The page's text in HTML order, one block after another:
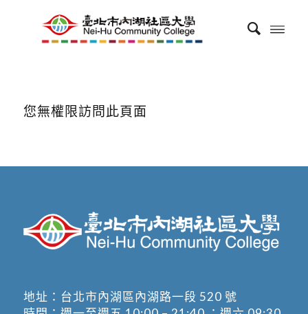
您無權限訪問此頁面
地址： 台北市內湖區內湖路一段 520 號